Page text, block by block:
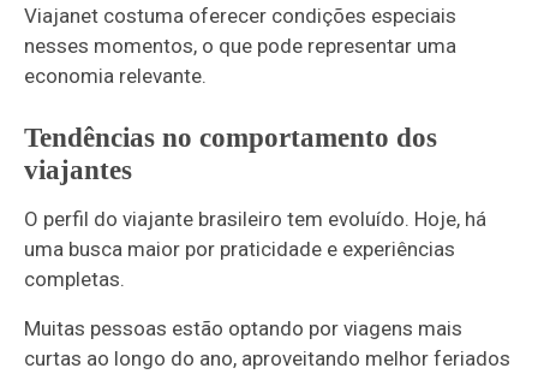
Viajanet costuma oferecer condições especiais
nesses momentos, o que pode representar uma
economia relevante.
Tendências no comportamento dos
viajantes
O perfil do viajante brasileiro tem evoluído. Hoje, há
uma busca maior por praticidade e experiências
completas.
Muitas pessoas estão optando por viagens mais
curtas ao longo do ano, aproveitando melhor feriados